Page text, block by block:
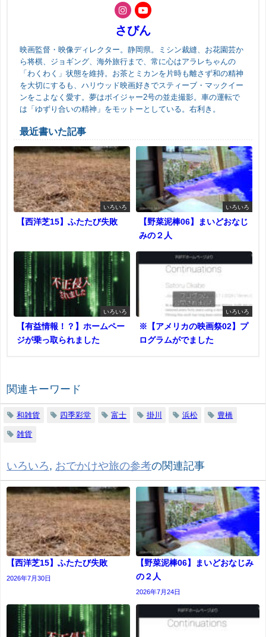
さびん
映画監督・映像ディレクター。静岡県。ミシン裁縫、お花園芸か
ら将棋、ジョギング、海外旅行まで、常に心はアラレちゃんの
「わくわく」状態を維持。お茶とミカンを片時も離さず和の精神
を大切にするも、ハリウッド映画好きでスティーブ・マックイー
ンをこよなく愛す。夢はボイジャー2号の並走撮影。車の運転で
は「ゆずり合いの精神」をモットーとしている。右利き。
最近書いた記事
いろいろ
【西洋芝15】ふたたび失敗
いろいろ
【野菜泥棒06】まいどおなじ
みの２人
いろいろ
【有益情報！？】ホームペー
ジが乗っ取られました
いろいろ
※【アメリカの映画祭02】プ
ログラムがでました
関連キーワード
和雑貨 四季彩堂 富士 掛川 浜松 豊橋
雑貨
いろいろ, おでかけや旅の参考の関連記事
【西洋芝15】ふたたび失敗
2026年7月30日
【野菜泥棒06】まいどおなじみ
の２人
2026年7月24日